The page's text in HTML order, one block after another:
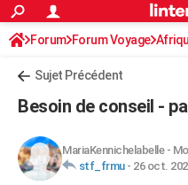
ACTUALITÉS
Politique
Société
Faits Divers
Education
Monde
Villes
+
Retraite
Impôts
Epargne
Immobilier
Risques naturels par ville
Banque
Assurance
Crédit
AUTO
Forum Forum Voyage
Sujet Précédent
Besoin de conseil -
MariaKennichelabelle-
stf_frmu- 26 oct.